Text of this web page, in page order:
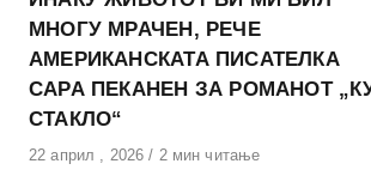
МНОГУ МРАЧЕН, РЕЧЕ
АМЕРИКАНСКАТА ПИСАТЕЛКА
САРА ПЕКАНЕН ЗА РОМАНОТ
СТАКЛО“
Објавено
22 април , 2026 2 мин читање